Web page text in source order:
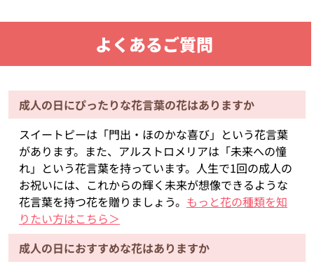
よくあるご質問
成人の日にぴったりな花言葉の花はありますか
スイートピーは「門出・ほのかな喜び」という花言葉
があります。また、アルストロメリアは「未来への憧
れ」という花言葉を持っています。人生で1回の成人の
お祝いには、これからの輝く未来が想像できるような
花言葉を持つ花を贈りましょう。 もっと花の種類を知
りたい方はこちら＞
成人の日におすすめな花はありますか